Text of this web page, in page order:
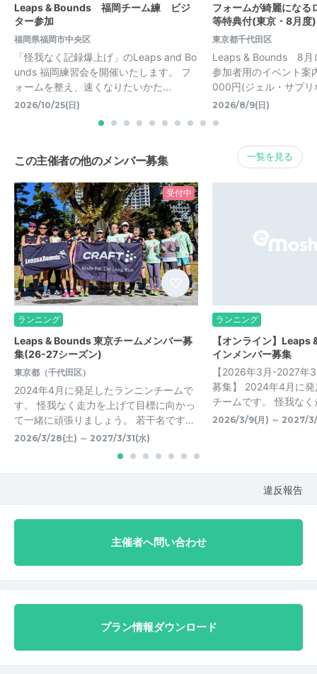
Leaps & Bounds 福岡チーム練 ビジ
ター参加
福岡県福岡市中央区
「怪我なく記録爆上げ」のLeaps and Bo
unds 福岡練習会を開催いたします。 フ
ォームを整え、速くなりたいかた...
2026/10/25(日)
フォームが綺麗になる
等特典付(東京・8月度)
東京都千代田区
Leaps & Bounds 8月
参加者用のイベント案
000円(ジェル・サプリ
2026/8/9(日)
この主催者の他のメンバー募集 一覧を見る
受付中
ランニング
Leaps & Bounds 東京チームメンバー募
集(26-27シーズン)
東京都（千代田区）
2024年4月に発足したランニンチームで
す。 怪我なく走力を上げて目標に向かっ
て一緒に頑張りましょう。 若干名です…
2026/3/28(土) ～ 2027/3/31(水)
ランニング
【オンライン】
インメンバー募集
【2026年3月-2027
募集】 2024年4月に
チームです。 怪我な
2026/3/9(月) ～ 2027/3/
違反報告
主催者へ問い合わせ
プラン情報ダウンロード